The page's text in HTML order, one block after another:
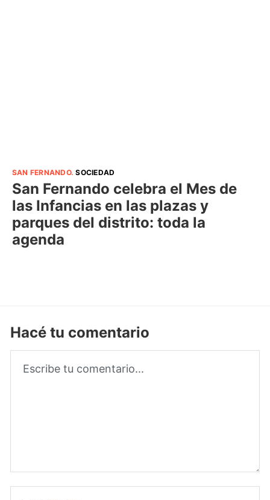
SAN FERNANDO.SOCIEDAD
San Fernando celebra el Mes de
las Infancias en las plazas y
parques del distrito: toda la
agenda
Hacé tu comentario